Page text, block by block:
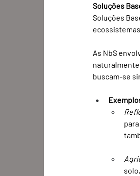
Soluções
Soluções
As NbS
buscam-se